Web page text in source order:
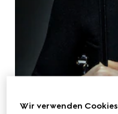
MODENSCHAU
Wir verwenden Cookies